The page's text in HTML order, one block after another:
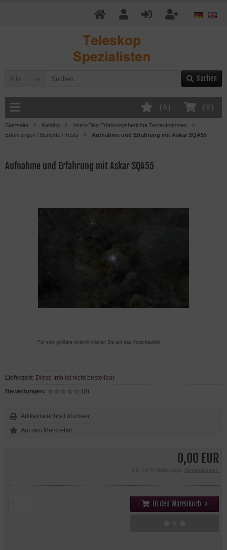
Alle Suchen
( 0 )
( 0 )
Startseite Katalog
Astro-Blog Erfahrungsberichte Testaufnahmen
Erfahrungen / Berichte / Tests
Aufnahme und Erfahrung mit Askar SQA55
Aufnahme und Erfahrung mit Askar SQA55
Für eine größere Ansicht klicken Sie auf das Vorschaubild
0,00 EUR
inkl. 19 % MwSt. zzgl. Versandkosten
In den Warenkorb
Lieferzeit: Diese Info ist nicht bestellbar
Bewertungen:
(0)
Artikeldatenblatt drucken